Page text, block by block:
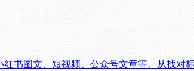
书图文、短视频、公众号文章等。从找